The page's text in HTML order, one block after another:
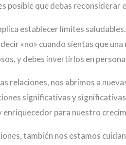
que debas reconsiderar
establecer límites
«no» cuando sientas que
y debes invertirlos en
relaciones, nos abrimos a
significativas y
para nuestro
también nos estamos